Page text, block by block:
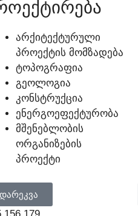
ᲐᲠᲥᲘᲢᲔᲥᲢᲣᲠᲣᲚᲘ
ᲞᲠᲝᲔᲥᲢᲘᲡ ᲛᲝᲛᲖᲐᲓᲔᲑᲐ
ᲢᲝᲞᲝᲒᲠᲐᲤᲘᲐ
ᲒᲔᲝᲚᲝᲒᲘᲐ
ᲙᲝᲜᲡᲢᲠᲣᲥᲪᲘᲐ
ᲔᲜᲔᲠᲒᲝᲔᲤᲔᲥᲢᲣᲠᲝᲑᲐ
ᲛᲨᲔᲜᲔᲑᲚᲝᲑᲘᲡ
ᲝᲠᲒᲐᲜᲘᲖᲔᲑᲘᲡ
ᲞᲠᲝᲔᲥᲢᲘ
ᲓᲐᲠᲔᲙᲕᲐ